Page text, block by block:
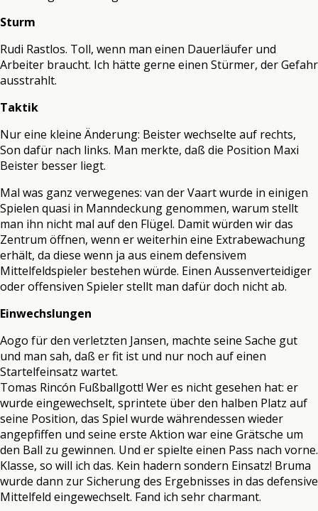
Sturm
Rudi Rastlos. Toll, wenn man einen Dauerläufer und
Arbeiter braucht. Ich hätte gerne einen Stürmer, der Gefahr
ausstrahlt.
Taktik
Nur eine kleine Änderung: Beister wechselte auf rechts,
Son dafür nach links. Man merkte, daß die Position Maxi
Beister besser liegt.
Mal was ganz verwegenes: van der Vaart wurde in einigen
Spielen quasi in Manndeckung genommen, warum stellt
man ihn nicht mal auf den Flügel. Damit würden wir das
Zentrum öffnen, wenn er weiterhin eine Extrabewachung
erhält, da diese wenn ja aus einem defensivem
Mittelfeldspieler bestehen würde. Einen Aussenverteidiger
oder offensiven Spieler stellt man dafür doch nicht ab.
Einwechslungen
Aogo für den verletzten Jansen, machte seine Sache gut
und man sah, daß er fit ist und nur noch auf einen
Startelfeinsatz wartet.
Tomas Rincón Fußballgott! Wer es nicht gesehen hat: er
wurde eingewechselt, sprintete über den halben Platz auf
seine Position, das Spiel wurde währendessen wieder
angepfiffen und seine erste Aktion war eine Grätsche um
den Ball zu gewinnen. Und er spielte einen Pass nach vorne.
Klasse, so will ich das. Kein hadern sondern Einsatz! Bruma
wurde dann zur Sicherung des Ergebnisses in das defensive
Mittelfeld eingewechselt. Fand ich sehr charmant.